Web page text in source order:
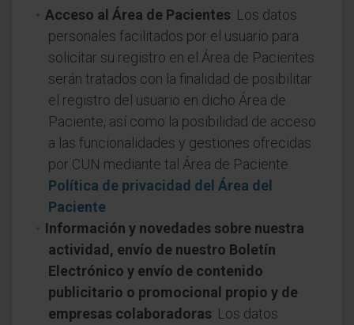
Acceso al Área de Pacientes: Los datos
personales facilitados por el usuario para
solicitar su registro en el Área de Pacientes
serán tratados con la finalidad de posibilitar
el registro del usuario en dicho Área de
Paciente, así como la posibilidad de acceso
a las funcionalidades y gestiones ofrecidas
por CUN mediante tal Área de Paciente.
Política de privacidad del Área del
Paciente
Información y novedades sobre nuestra
actividad, envío de nuestro Boletín
Electrónico y envío de contenido
publicitario o promocional propio y de
empresas colaboradoras: Los datos